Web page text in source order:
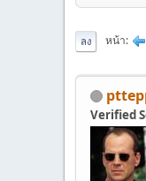
ลง หน้า
Verified